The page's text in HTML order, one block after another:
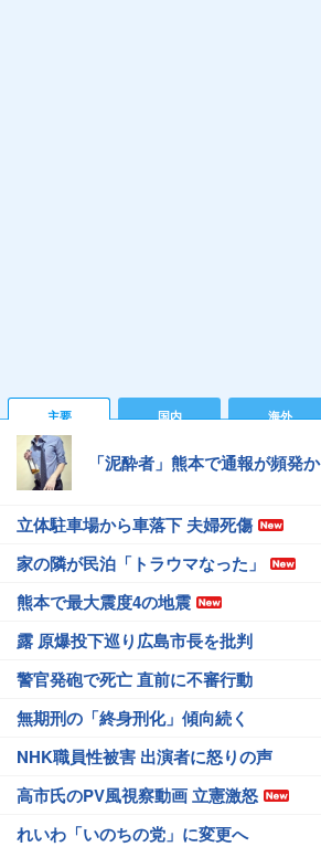
主要 国内 海外
「泥酔者」熊本で通報が頻発か
立体駐車場から車落下 夫婦死傷
家の隣が民泊「トラウマなった」
熊本で最大震度4の地震
露 原爆投下巡り広島市長を批判
警官発砲で死亡 直前に不審行動
無期刑の「終身刑化」傾向続く
NHK職員性被害 出演者に怒りの声
高市氏のPV風視察動画 立憲激怒
れいわ「いのちの党」に変更へ